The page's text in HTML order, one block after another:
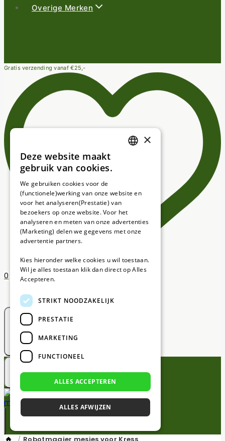
Overige Merken
Gratis verzending vanaf €25,-
0
GERMAN
×
Deze website maakt
gebruik van cookies.
We gebruiken cookies voor de
(functionele)werking van onze website en
voor het analyseren(Prestatie) van
bezoekers op onze website. Voor het
analyseren en meten van onze advertenties
(Marketing) delen we gegevens met onze
advertentie partners.
Kies hieronder welke cookies u wil toestaan.
Wil je alles toestaan klik dan direct op Alles
Accepteren.
STRIKT NOODZAKELIJK
PRESTATIE
MARKETING
FUNCTIONEEL
ALLES ACCEPTEREN
ALLES AFWIJZEN